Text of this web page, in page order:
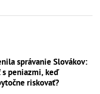
správanie Slovákov:
s peniazmi, keď
riskovať?